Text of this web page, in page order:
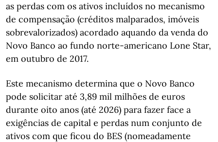
as perdas com os ativos incluídos no mecanismo
de compensação (créditos malparados, imóveis
sobrevalorizados) acordado aquando da venda do
Novo Banco ao fundo norte-americano Lone Star,
em outubro de 2017.
Este mecanismo determina que o Novo Banco
pode solicitar até 3,89 mil milhões de euros
durante oito anos (até 2026) para fazer face a
exigências de capital e perdas num conjunto de
ativos com que ficou do BES (nomeadamente